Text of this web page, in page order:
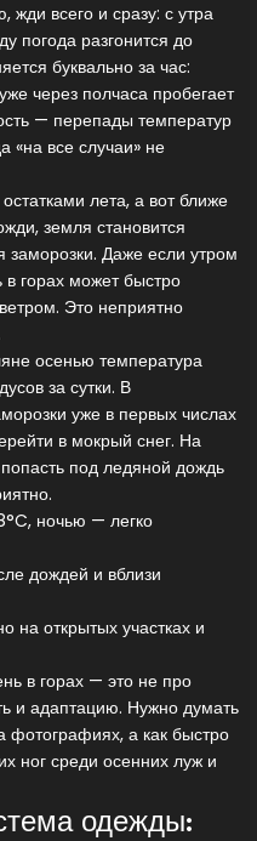
жди всего и сразу: с утра
погода разгонится до
буквально за час:
через полчаса пробегает
— перепады температур
«на все случаи» не
лета, а вот ближе
земля становится
заморозки. Даже если утром
горах может быстро
Это неприятно
осенью температура
за сутки. В
уже в первых числах
в мокрый снег. На
под ледяной дождь
ночью — легко
дождей и вблизи
на открытых участках и
в горах — это не про
и адаптацию. Нужно думать
фотографиях, а как быстро
ног среди осенних луж и
одежды: